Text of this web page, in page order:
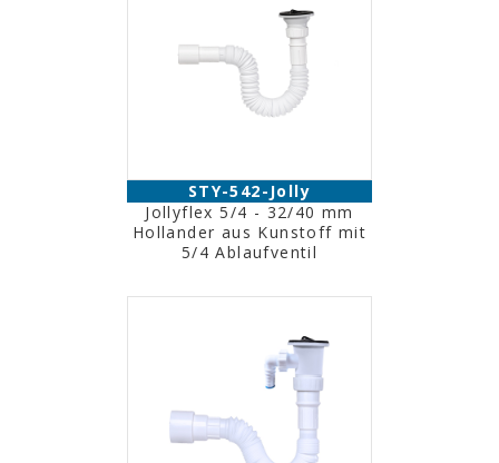
STY-542-Jolly
Jollyflex 5/4 - 32/40 mm
Hollander aus Kunstoff mit
5/4 Ablaufventil